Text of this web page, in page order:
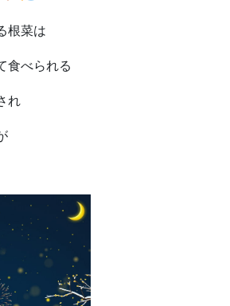
根菜は
食べられる
れ